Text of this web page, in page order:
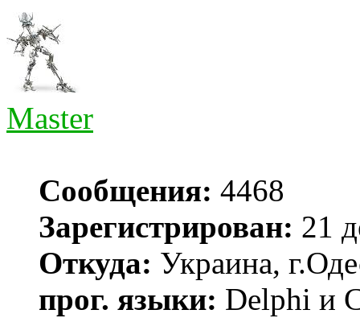
Master
Сообщения: 4468
Зарегистрирован: 21
Откуда: Украина,
прог. языки: Delphi и